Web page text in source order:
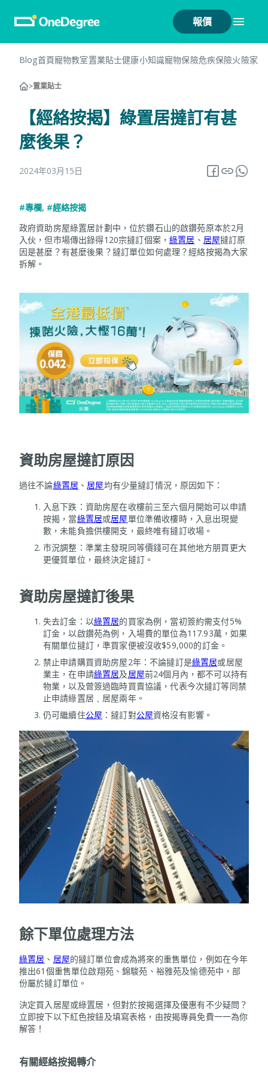
報價
Blog首頁寵物教室置業貼士健康小知識寵物保險危疾保險火險家
>置業貼士
【經絡按揭】綠置居撻訂有甚
麼後果？
2024年03月15日
#專欄, #經絡按揭
政府資助房屋綠置居計劃中，位於鑽石山的啟鑽苑原本於2月
入伙，但市場傳出錄得120宗撻訂個案，綠置居 、 居屋撻訂原
因是甚麼？有甚麼後果？撻訂單位如何處理？經絡按揭為大家
拆解。
資助房屋撻訂原因
過往不論綠置居 、 居屋均有少量撻訂情況，原因如下：
入息下跌：資助房屋在收樓前三至六個月開始可以申請
按揭，當綠置居或居屋單位準備收樓時，入息出現變
數，未能負擔供樓開支，最終唯有撻訂收場。
市況調整：準業主發現同等價錢可在其他地方朋買更大
更優質單位，最終決定撻訂。
資助房屋撻訂後果
失去訂金：以綠置居的買家為例，當初簽約需支付5%
訂金，以啟鑽苑為例，入場費的單位為117.93萬，如果
有關單位撻訂，準買家便被沒收$59,000的訂金。
禁止申請購買資助房屋2年：不論撻訂是綠置居或居屋
業主，在申請綠置居及居屋前24個月內，都不可以持有
物業，以及曾簽過臨時買賣協議，代表今次撻訂等同禁
止申請綠置居﹑居屋兩年。
仍可繼續住公屋 ：撻訂對公屋資格沒有影響。
餘下單位處理方法
綠置居 、 居屋的撻訂單位會成為將來的重售單位，例如在今年
推出61個重售單位啟翔苑、錦駿苑、裕雅苑及愉德苑中，部
份屬於撻訂單位。
決定買入居屋或綠置居，但對於按揭選擇及優惠有不少疑問？
立即按下以下紅色按鈕及填寫表格，由按揭專員免費一一為你
解答！
有關經絡按揭轉介